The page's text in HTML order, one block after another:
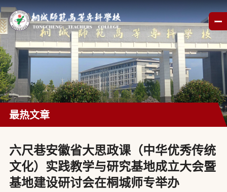
最热文章
六尺巷安徽省大思政课（中华优秀传统
文化）实践教学与研究基地成立大会暨
基地建设研讨会在桐城师专举办